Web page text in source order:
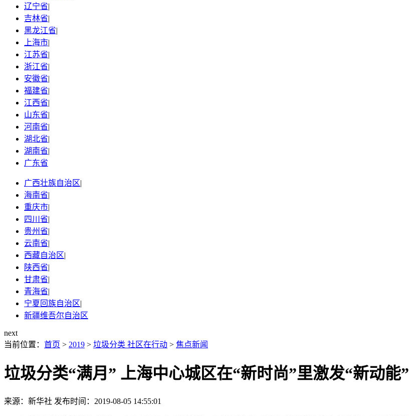
辽宁省|
吉林省|
黑龙江省|
上海市|
江苏省|
浙江省|
安徽省|
福建省|
江西省|
山东省|
河南省|
湖北省|
湖南省|
广东省
广西壮族自治区|
海南省|
重庆市|
四川省|
贵州省|
云南省|
西藏自治区|
陕西省|
甘肃省|
青海省|
宁夏回族自治区|
新疆维吾尔自治区
next
当前位置： 首页 > 2019 > 垃圾分类 社区在行动 > 焦点新闻
垃圾分类“满月” 上海中心城区在“新时尚”里激发“新动能”
来源：新华社 发布时间：2019-08-05 14:55:01